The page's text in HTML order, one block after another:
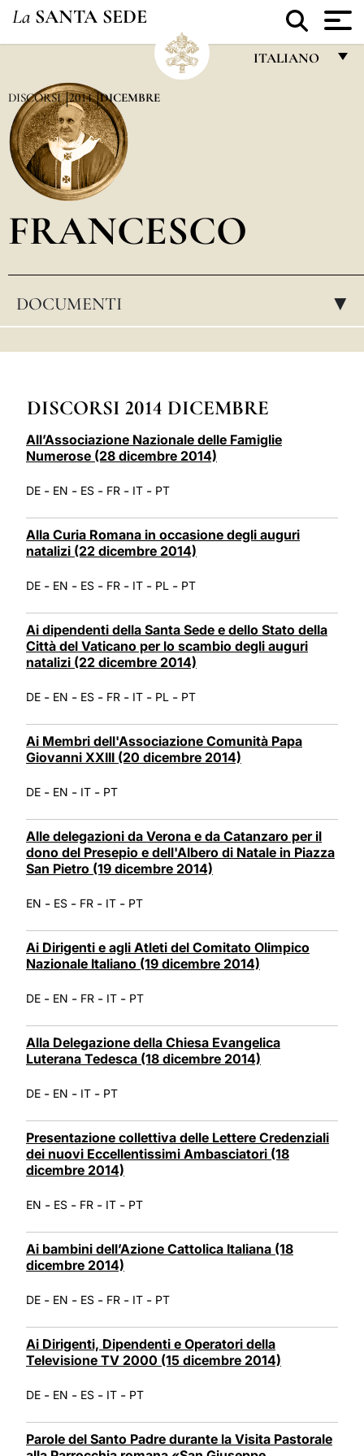
La SANTA SEDE
ITALIANO
POLSKI
DISCORSI 2014 DICEMBRE
FRANCESCO
DOCUMENTI ▸
DISCORSI 2014 DICEMBRE
All’Associazione Nazionale delle Famiglie
Numerose (28 dicembre 2014)
DE - EN - ES - FR - IT - PT
Alla Curia Romana in occasione degli auguri
natalizi (22 dicembre 2014)
DE - EN - ES - FR - IT - PL - PT
Ai dipendenti della Santa Sede e dello Stato della
Città del Vaticano per lo scambio degli auguri
natalizi (22 dicembre 2014)
DE - EN - ES - FR - IT - PL - PT
Ai Membri dell'Associazione Comunità Papa
Giovanni XXIII (20 dicembre 2014)
DE - EN - IT - PT
Alle delegazioni da Verona e da Catanzaro per il
dono del Presepio e dell'Albero di Natale in Piazza
San Pietro (19 dicembre 2014)
EN - ES - FR - IT - PT
Ai Dirigenti e agli Atleti del Comitato Olimpico
Nazionale Italiano (19 dicembre 2014)
DE - EN - FR - IT - PT
Alla Delegazione della Chiesa Evangelica
Luterana Tedesca (18 dicembre 2014)
DE - EN - IT - PT
Presentazione collettiva delle Lettere Credenziali
dei nuovi Eccellentissimi Ambasciatori (18
dicembre 2014)
EN - ES - FR - IT - PT
Ai bambini dell’Azione Cattolica Italiana (18
dicembre 2014)
DE - EN - ES - FR - IT - PT
Ai Dirigenti, Dipendenti e Operatori della
Televisione TV 2000 (15 dicembre 2014)
DE - EN - ES - IT - PT
Parole del Santo Padre durante la Visita Pastorale